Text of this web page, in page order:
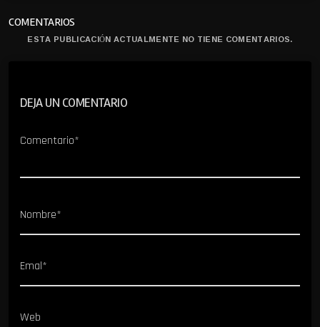
COMENTARIOS
ESTA PUBLICACIÓN ACTUALMENTE NO TIENE COMENTARIOS.
DEJA UN COMENTARIO
Comentario*
Nombre*
Emal*
Web